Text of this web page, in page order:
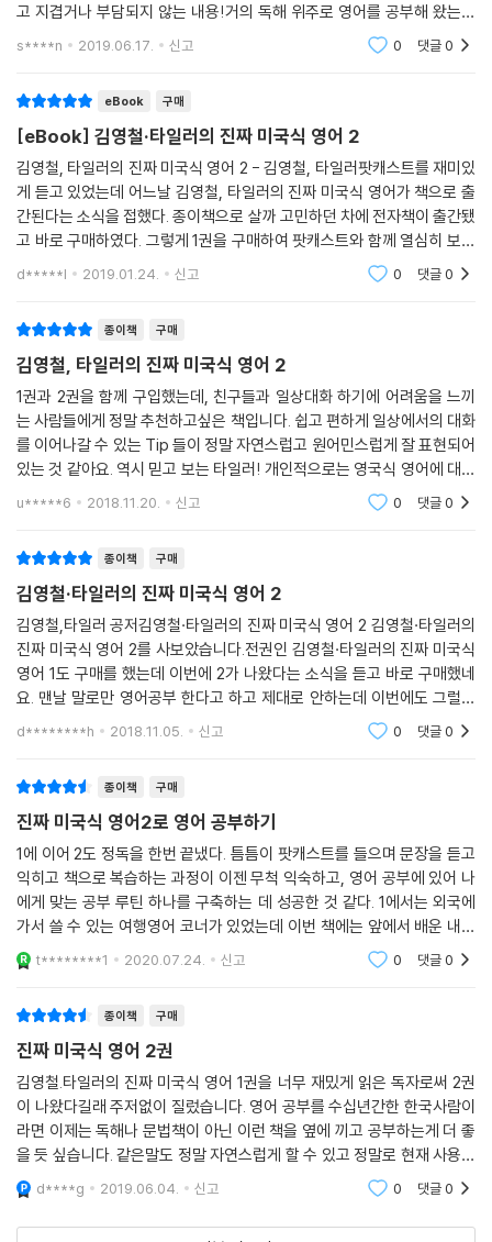
고 지겹거나 부담되지 않는 내용!거의 독해 위주로 영어를 공부해 왔는데
아무리 봐도 막막하기만 할 때이런 식의 접근도 필요한 것 같아요.
s****n 2019.06.17. 신고 0 댓글0
eBook 구매
[eBook] 김영철·타일러의 진짜 미국식 영어 2
김영철, 타일러의 진짜 미국식 영어 2 - 김영철, 타일러팟캐스트를 재미있
게 듣고 있었는데 어느날 김영철, 타일러의 진짜 미국식 영어가 책으로 출
간된다는 소식을 접했다. 종이책으로 살까 고민하던 차에 전자책이 출간됐
고 바로 구매하였다. 그렇게 1권을 구매하여 팟캐스트와 함께 열심히 보고
있었는데 2권도 출간된다 하여 출간되자마자 다시 구매하였다. 물론 팟캐
d*****l 2019.01.24. 신고 0 댓글0
종이책 구매
김영철, 타일러의 진짜 미국식 영어 2
1권과 2권을 함께 구입했는데, 친구들과 일상대화 하기에 어려움을 느끼
는 사람들에게 정말 추천하고싶은 책입니다. 쉽고 편하게 일상에서의 대화
를 이어나갈 수 있는 Tip 들이 정말 자연스럽고 원어민스럽게 잘 표현되어
있는 것 같아요. 역시 믿고 보는 타일러! 개인적으로는 영국식 영어에 대한
유용한 표현들도 이렇게 책으로 엮어져 나왔으면 하는 바람입니다 :) 추가
u*****6 2018.11.20. 신고 0 댓글0
종이책 구매
김영철·타일러의 진짜 미국식 영어 2
김영철,타일러 공저김영철·타일러의 진짜 미국식 영어 2 김영철·타일러의
진짜 미국식 영어 2를 사보았습니다.전권인 김영철·타일러의 진짜 미국식
영어 1도 구매를 했는데 이번에 2가 나왔다는 소식을 듣고 바로 구매했네
요. 맨날 말로만 영어공부 한다고 하고 제대로 안하는데 이번에도 그럴까
봐 걱정되었지만쉽고 재밌고 또 간편하게 공부할 수 있도록 되어있어서 좋
d********h 2018.11.05. 신고 0 댓글0
종이책 구매
진짜 미국식 영어2로 영어 공부하기
1에 이어 2도 정독을 한번 끝냈다. 틈틈이 팟캐스트를 들으며 문장을 듣고
익히고 책으로 복습하는 과정이 이젠 무척 익숙하고, 영어 공부에 있어 나
에게 맞는 공부 루틴 하나를 구축하는 데 성공한 것 같다. 1에서는 외국에
가서 쓸 수 있는 여행영어 코너가 있었는데 이번 책에는 앞에서 배운 내용
을 복습하는 코너와 가요의 가사를 수정하는 코너가 있었다. 그런데 가요
가사를 수정하
t********1 2020.07.24. 신고 0 댓글0
종이책 구매
진짜 미국식 영어 2권
김영철.타일러의 진짜 미국식 영어 1권을 너무 재밌게 읽은 독자로써 2권
이 나왔다길래 주저없이 질렀습니다. 영어 공부를 수십년간한 한국사람이
라면 이제는 독해나 문법책이 아닌 이런 책을 옆에 끼고 공부하는게 더 좋
을 듯 싶습니다. 같은말도 정말 자연스럽게 할 수 있고 정말로 현재 사용하
는 말을 할 수 있는 거니깐요. 책도 엄청 두껍고 정말 공부하기엔 적합한 것
같습니다.
d****g 2019.06.04. 신고 0 댓글0